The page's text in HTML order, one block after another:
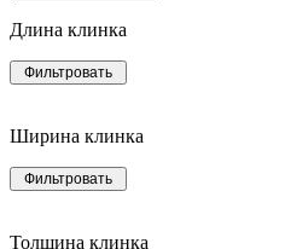
Длина клинка
Фильтровать
Ширина клинка
Фильтровать
Толщина клинка